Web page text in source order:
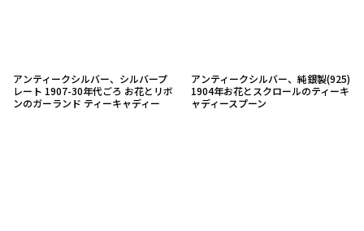
アンティークシルバー、シルバープ
レート 1907-30年代ごろ お花とリボ
ンのガーランド ティーキャディー
アンティークシルバー、純銀製(925)
1904年お花とスクロールのティーキ
ャディースプーン